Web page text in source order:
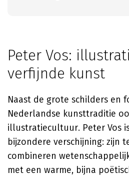
Peter Vos:
verfijnde kunst
Naast de grote schilders en
Nederlandse kunsttraditie
illustratiecultuur. Peter Vos
bijzondere verschijning: zijn
combineren
met een warme, bijna